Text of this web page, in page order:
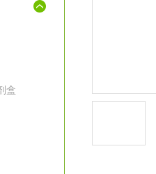
盒